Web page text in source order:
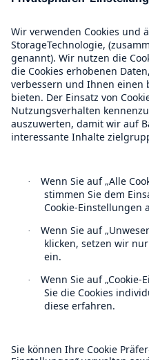
Compliance
Über Munich Re
Munich Re Weltweit
Datenschutz
Lösungen
Sachdeckung durch